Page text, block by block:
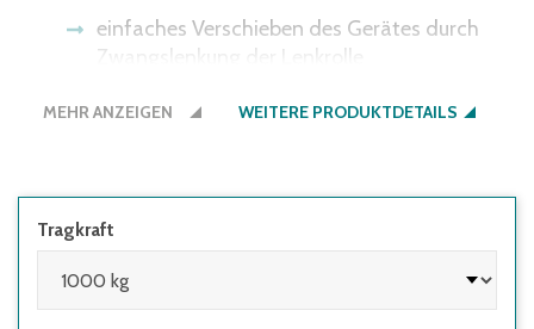
einfaches Verschieben des Gerätes durch
Zwangslenkung der Lenkrolle
feinfühliges Absenken der Last durch
Hub je Hebelschlag
Schnellhub bis 250 kg
Arretierung des Gerätes durch
Feststellvorrichtung an einer der Lenkrollen
MEHR ANZEIGEN WEITERE PRODUKTDETAILS
Tragkraft